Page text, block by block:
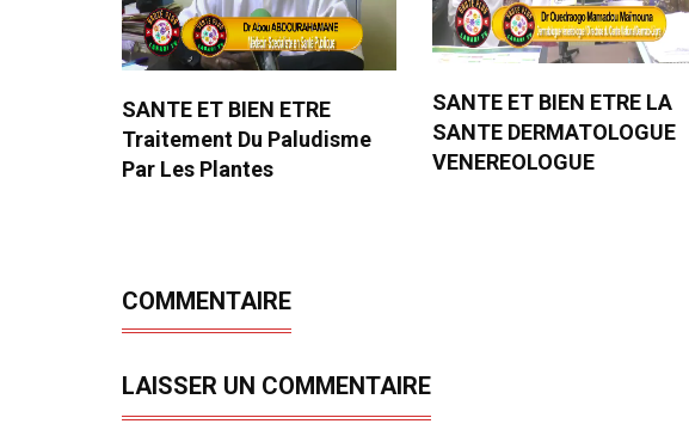
SANTE ET BIEN ETRE
Traitement Du Paludisme
Par Les Plantes
SANTE ET BIEN ETRE LA
SANTE DERMATOLOGUE
VENEREOLOGUE
COMMENTAIRE
LAISSER UN COMMENTAIRE